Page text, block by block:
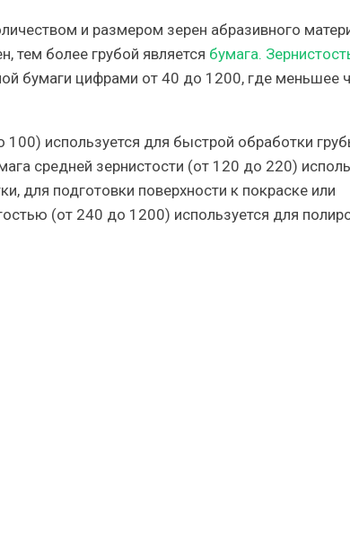
и размером зерен абразивного
тем более грубой является бумага.
бумаги цифрами от 40 до 1200, где меньшее
используется для быстрой обработки
средней зернистости (от 120 до 220)
для подготовки поверхности к покраске или
(от 240 до 1200) используется для